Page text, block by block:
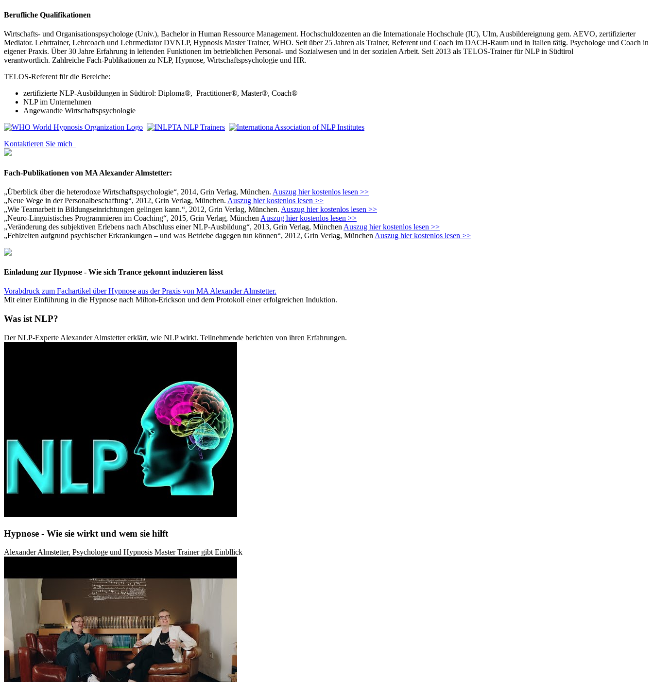
Berufliche Qualifikationen
Wirtschafts- und Organisationspsychologe (Univ.), Bachelor in Human Ressource Management. Hochschuldozenten an die Internationale Hochschule (IU), Ulm, Ausbildereignung gem. AEVO, zertifizierter
Mediator. Lehrtrainer, Lehrcoach und Lehrmediator DVNLP, Hypnosis Master Trainer, WHO. Seit über 25 Jahren als Trainer, Referent und Coach im DACH-Raum und in Italien tätig. Psychologe und Coach in
eigener Praxis. Über 30 Jahre Erfahrung in leitenden Funktionen im betrieblichen Personal- und Sozialwesen und in der sozialen Arbeit. Seit 2013 als TELOS-Trainer für NLP in Südtirol
verantwortlich. Zahlreiche Fach-Publikationen zu NLP, Hypnose, Wirtschaftspsychologie und HR.
TELOS-Referent für die Bereiche:
zertifizierte NLP-Ausbildungen in Südtirol: Diploma®, Practitioner®, Master®, Coach®
NLP im Unternehmen
Angewandte Wirtschaftspsychologie
Kontaktieren Sie mich
Fach-Publikationen von MA Alexander Almstetter:
„Überblick über die heterodoxe Wirtschaftspsychologie“, 2014, Grin Verlag, München. Auszug hier kostenlos lesen >>
„Neue Wege in der Personalbeschaffung“, 2012, Grin Verlag, München. Auszug hier kostenlos lesen >>
„Wie Teamarbeit in Bildungseinrichtungen gelingen kann.“, 2012, Grin Verlag, München. Auszug hier kostenlos lesen >>
„Neuro-Linguistisches Programmieren im Coaching“, 2015, Grin Verlag, München Auszug hier kostenlos lesen >>
„Veränderung des subjektiven Erlebens nach Abschluss einer NLP-Ausbildung“, 2013, Grin Verlag, München Auszug hier kostenlos lesen >>
„Fehlzeiten aufgrund psychischer Erkrankungen – und was Betriebe dagegen tun können“, 2012, Grin Verlag, München Auszug hier kostenlos lesen >>
Einladung zur Hypnose - Wie sich Trance gekonnt induzieren lässt
Vorabdruck zum Fachartikel über Hypnose aus der Praxis von MA Alexander Almstetter.
Mit einer Einführung in die Hypnose nach Milton-Erickson und dem Protokoll einer erfolgreichen Induktion.
Was ist NLP?
Der NLP-Experte Alexander Almstetter erklärt, wie NLP wirkt. Teilnehmende berichten von ihren Erfahrungen.
Hypnose - Wie sie wirkt und wem sie hilft
Alexander Almstetter, Psychologe und Hypnosis Master Trainer gibt Einbllick